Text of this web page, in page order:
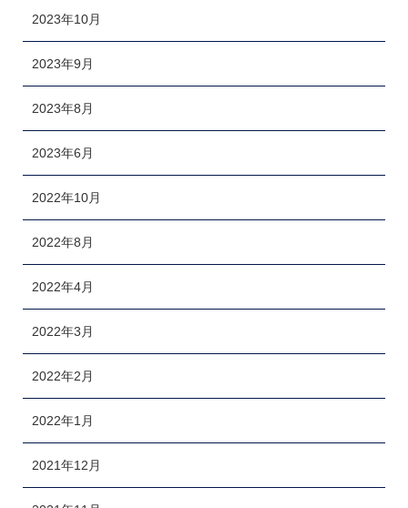
2023年10月
2023年9月
2023年8月
2023年6月
2022年10月
2022年8月
2022年4月
2022年3月
2022年2月
2022年1月
2021年12月